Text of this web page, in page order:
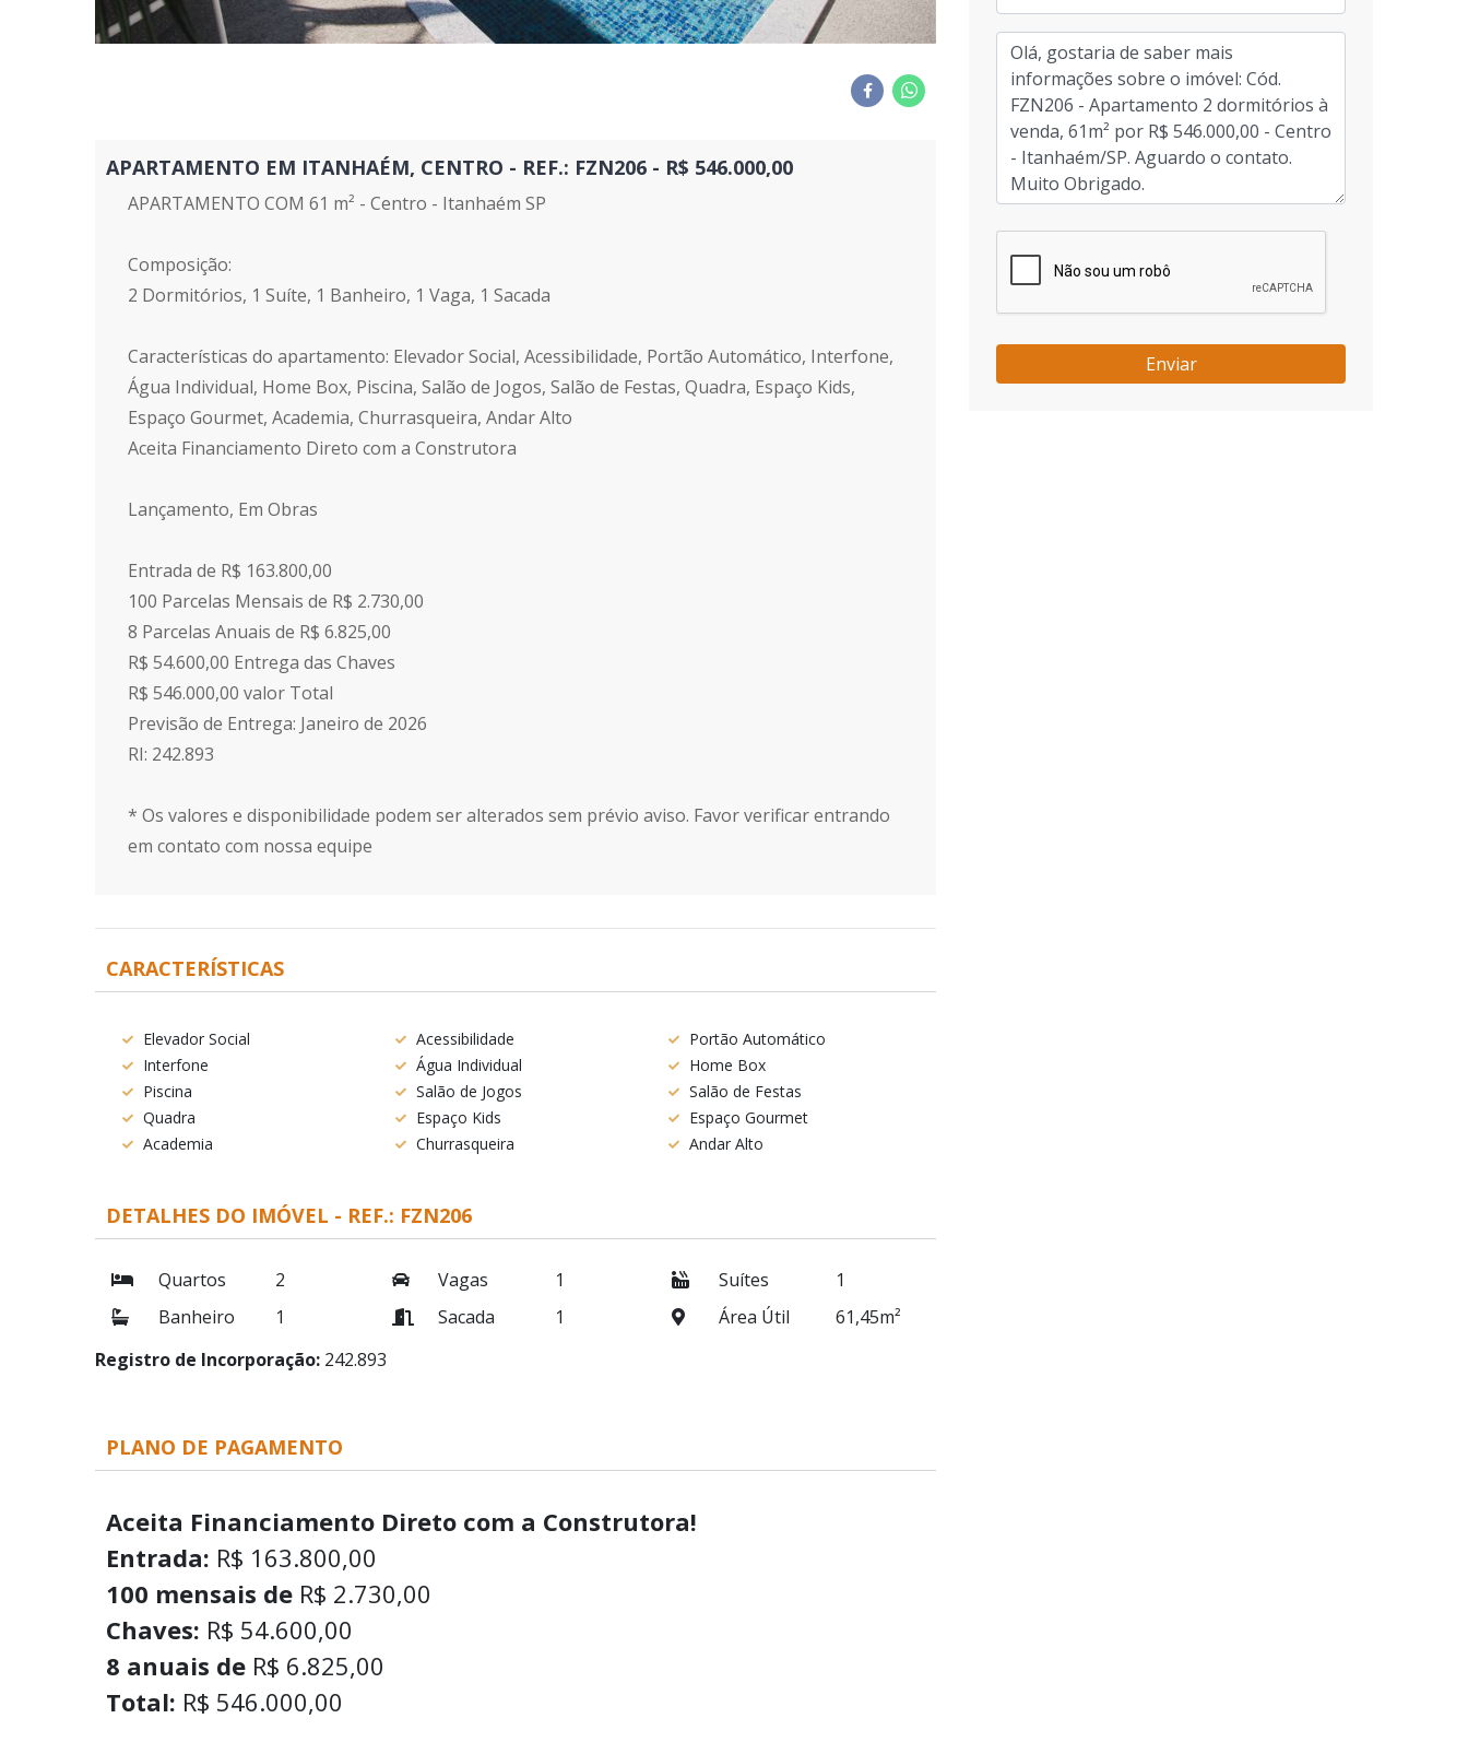
APARTAMENTO EM ITANHAÉM, CENTRO - REF.: FZN206 - R$ 546.000,00
APARTAMENTO COM 61 m² - Centro - Itanhaém SP
Composição:
2 Dormitórios, 1 Suíte, 1 Banheiro, 1 Vaga, 1 Sacada
Características do apartamento: Elevador Social, Acessibilidade, Portão Automático, Interfone,
Água Individual, Home Box, Piscina, Salão de Jogos, Salão de Festas, Quadra, Espaço Kids,
Espaço Gourmet, Academia, Churrasqueira, Andar Alto
Aceita Financiamento Direto com a Construtora
Lançamento, Em Obras
Entrada de R$ 163.800,00
100 Parcelas Mensais de R$ 2.730,00
8 Parcelas Anuais de R$ 6.825,00
R$ 54.600,00 Entrega das Chaves
R$ 546.000,00 valor Total
Previsão de Entrega: Janeiro de 2026
RI: 242.893
* Os valores e disponibilidade podem ser alterados sem prévio aviso. Favor verificar entrando
em contato com nossa equipe
CARACTERÍSTICAS
Elevador Social Acessibilidade
Portão Automático
Interfone
Água Individual
Home Box
Piscina
Salão de Jogos
Salão de Festas
Quadra
Espaço Kids
Espaço Gourmet
Academia
Churrasqueira Andar Alto
DETALHES DO IMÓVEL - REF.: FZN206
Quartos 2 Vagas 1 Suítes
1
Banheiro
1 Sacada 1 Área Útil
61,45m²
Registro de Incorporação: 242.893
PLANO DE PAGAMENTO
Aceita Financiamento Direto com a Construtora!
Entrada: R$ 163.800,00
100 mensais de R$ 2.730,00
Chaves: R$ 54.600,00
8 anuais de R$ 6.825,00
Total: R$ 546.000,00
Enviar